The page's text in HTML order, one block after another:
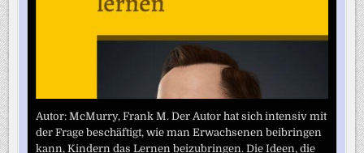
Autor: McMurry, Frank M. Der Autor hat sich intensiv mit
der Frage beschäftigt, wie man Erwachsenen beibringen
kann, Kindern das Lernen beizubringen. Die Ideen, die